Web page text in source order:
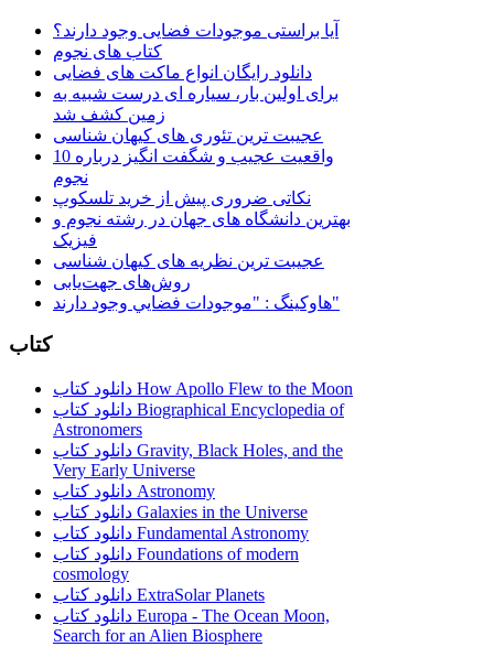
آیا براستی موجودات فضایی وجود دارند؟
کتاب های نجوم
دانلود رایگان انواع ماکت های فضایی
برای اولین بار، سیاره ای درست شبیه به
زمین کشف شد
عجیبت ترین تئوری های کیهان شناسی
10 واقعیت عجیب و شگفت انگیز درباره
نجوم
نکاتی ضروری پیش از خرید تلسکوپ
بهترین دانشگاه های جهان در رشته نجوم و
فیزیک
عجیبت ترین نظریه های کیهان شناسی
روش‌های جهت‌یابی
هاوكينگ : "موجودات فضايي وجود دارند"
کتاب
دانلود کتاب How Apollo Flew to the Moon
دانلود کتاب Biographical Encyclopedia of
Astronomers
دانلود کتاب Gravity, Black Holes, and the
Very Early Universe
دانلود کتاب Astronomy
دانلود کتاب Galaxies in the Universe
دانلود کتاب Fundamental Astronomy
دانلود کتاب Foundations of modern
cosmology
دانلود کتاب ExtraSolar Planets
دانلود کتاب Europa - The Ocean Moon,
Search for an Alien Biosphere